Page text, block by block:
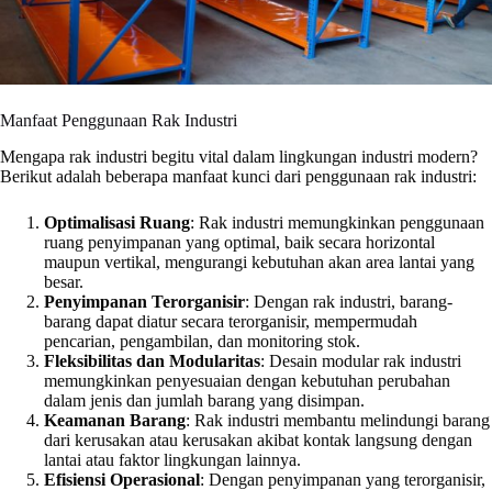
Manfaat Penggunaan Rak Industri
Mengapa rak industri begitu vital dalam lingkungan industri modern?
Berikut adalah beberapa manfaat kunci dari penggunaan rak industri:
Optimalisasi Ruang: Rak industri memungkinkan penggunaan
ruang penyimpanan yang optimal, baik secara horizontal
maupun vertikal, mengurangi kebutuhan akan area lantai yang
besar.
Penyimpanan Terorganisir: Dengan rak industri, barang-
barang dapat diatur secara terorganisir, mempermudah
pencarian, pengambilan, dan monitoring stok.
Fleksibilitas dan Modularitas: Desain modular rak industri
memungkinkan penyesuaian dengan kebutuhan perubahan
dalam jenis dan jumlah barang yang disimpan.
Keamanan Barang: Rak industri membantu melindungi barang
dari kerusakan atau kerusakan akibat kontak langsung dengan
lantai atau faktor lingkungan lainnya.
Efisiensi Operasional: Dengan penyimpanan yang terorganisir,